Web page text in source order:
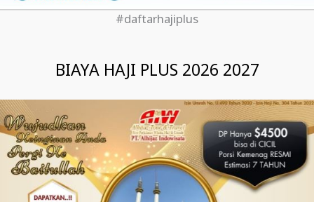
#daftarhajiplus
BIAYA HAJI PLUS 2026 2027